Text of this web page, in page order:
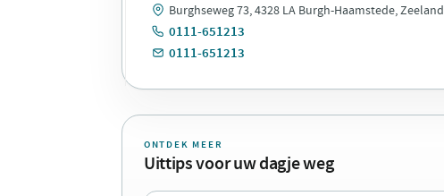
Burghseweg 73, 4328 LA Burgh-Haamstede, Zeeland
0111-651213
0111-651213
ONTDEK MEER
Uittips voor uw dagje weg